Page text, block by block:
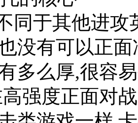
同于其他进攻
没有可以正
多么厚,很容
强度正面对